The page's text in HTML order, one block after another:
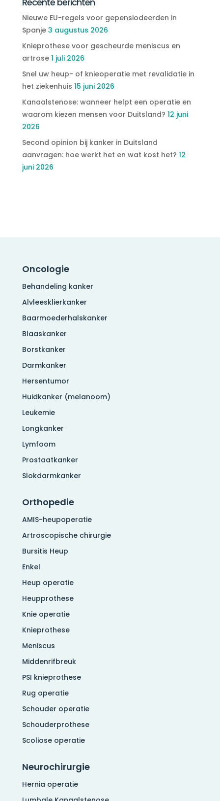
Nieuwe EU-regels voor gepensiodeerden in
Spanje 3 augustus 2026
Knieprothese voor gescheurde meniscus en
artrose 1 juli 2026
Snel uw heup- of knieoperatie met revalidatie in
het ziekenhuis 15 juni 2026
Kanaalstenose: wanneer helpt een operatie en
waarom kiezen mensen voor Duitsland? 12 juni
2026
Second opinion bij kanker in Duitsland
aanvragen: hoe werkt het en wat kost het? 12
juni 2026
Oncologie
Behandeling kanker
Alvleesklierkanker
Baarmoederhalskanker
Blaaskanker
Borstkanker
Darmkanker
Hersentumor
Huidkanker (melanoom)
Leukemie
Longkanker
Lymfoom
Prostaatkanker
Slokdarmkanker
Orthopedie
AMIS-heupoperatie
Artroscopische chirurgie
Bursitis Heup
Enkel
Heup operatie
Heupprothese
Knie operatie
Knieprothese
Meniscus
Middenrifbreuk
PSI knieprothese
Rug operatie
Schouder operatie
Schouderprothese
Scoliose operatie
Neurochirurgie
Hernia operatie